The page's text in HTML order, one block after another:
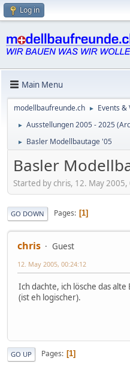
Log in
Main Menu
modellbaufreunde.ch ► Events
► Ausstellungen 2005 - 2025
► Basler Modellbautage '05
Basler
Started by chris, 12. May
GO DOWN Pages 1
chris Guest
12. May 2005, 00:24:12
Ich dachte, ich lösche das
(ist eh logischer).
GO UP Pages 1